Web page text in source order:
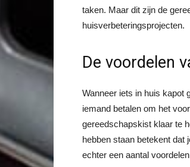
taken. Maar dit zijn de
huisverbeteringsprojecten.
De voordelen
Wanneer iets in huis kapot
iemand betalen om het
gereedschapskist klaar te
hebben staan betekent dat
echter een aantal